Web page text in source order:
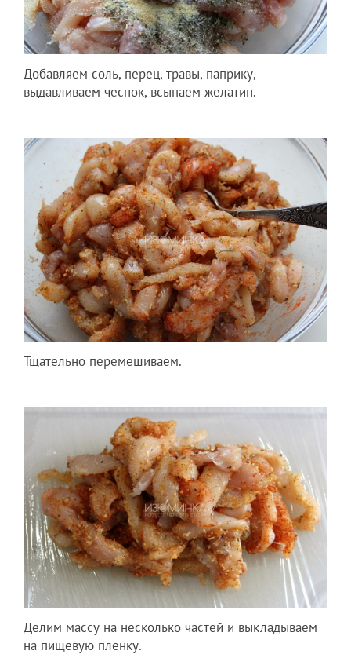
Добавляем соль, перец, травы, паприку,
выдавливаем чеснок, всыпаем желатин.
Тщательно перемешиваем.
Делим массу на несколько частей и выкладываем
на пищевую пленку.